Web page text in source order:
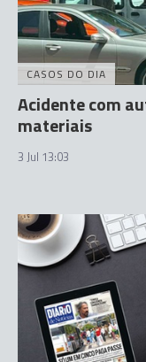
CASOS DO DIA
Acidente com
materiais
3 Jul 13:03